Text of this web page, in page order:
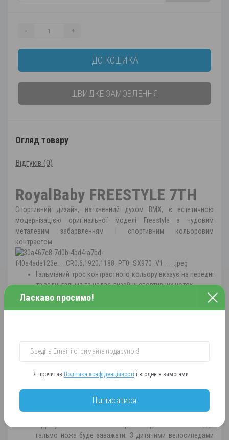
- +
ДО КОШИКА
ШВИДКЕ ЗАМОВЛЕННЯ
Огляд товару
Відгуків (0)
RoyalBaby FREESTYLE 7TH
Спортивний дизайн, натхненний духом BMX, є естетичною
модернізацією оригінальної моделі Freestyle з чудовим
металевим забарвленням і спортивним кольоровим
контрастом.
Гальмівний трос контрастного кольору вказує на передні
та задні гальма та надає дизайну спортивних ноток.
Продуманий спеціально для дітей: кожен велосипед
круто, а й функціонально. А незвичайний дизайн у вигляді
реактивного двигуна додасть насолоди від поїздки.
Оптимізована геометрія ідеально підходить для роботи
без тренувальних коліс. Найкращий спосіб навчання. Діти
природним чином повертають педалі назад, щоб
гальмо ножа буде заважати. З дитячими велосипедами
Ласкаво просимо!
Я прочитав Політика конфіденційності і згоден з вимогами
Підписатися